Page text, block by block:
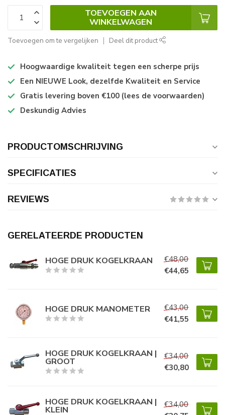
TOEVOEGEN AAN
WINKELWAGEN
Toevoegen om te vergelijken Deel dit product
Hoogwaardige kwaliteit tegen een scherpe prijs
Een NIEUWE Look, dezelfde Kwaliteit en Service
Gratis levering boven €100 (lees de voorwaarden)
Deskundig Advies
PRODUCTOMSCHRIJVING
SPECIFICATIES
REVIEWS
GERELATEERDE PRODUCTEN
HOGE DRUK KOGELKRAAN
€48,00
€44,65
HOGE DRUK MANOMETER
€43,00
€41,55
HOGE DRUK KOGELKRAAN |
GROOT
€34,00
€30,80
HOGE DRUK KOGELKRAAN |
KLEIN
€34,00